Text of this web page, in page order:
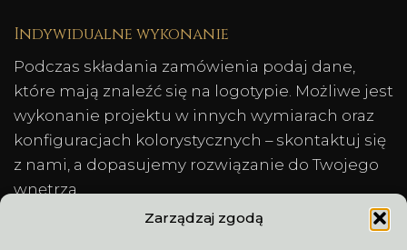
Zarządzaj zgodą
Indywidualne wykonanie
Podczas składania zamówienia podaj dane,
które mają znaleźć się na logotypie. Możliwe jest
wykonanie projektu w innych wymiarach oraz
konfiguracjach kolorystycznych – skontaktuj się
z nami, a dopasujemy rozwiązanie do Twojego
wnętrza.